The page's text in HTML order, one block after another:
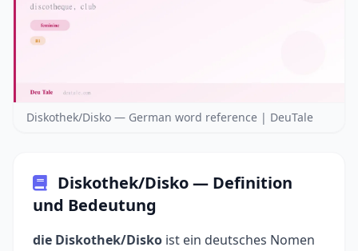
Diskothek/Disko — German word reference | DeuTale
Diskothek/Disko — Definition
und Bedeutung
die Diskothek/Disko ist ein deutsches Nomen